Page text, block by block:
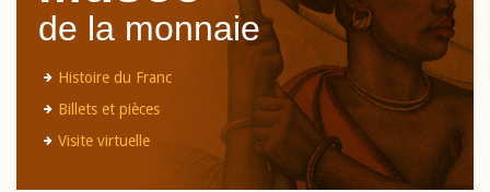
de la monnaie
Histoire du Franc
Billets et pièces
Visite virtuelle